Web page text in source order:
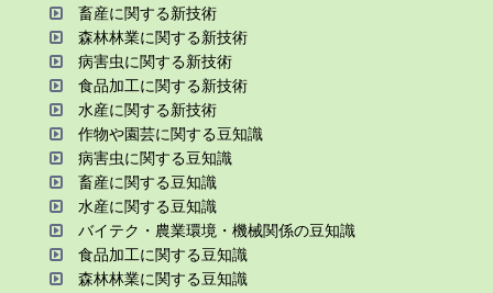
畜産に関する新技術
森林林業に関する新技術
病害⾍に関する新技術
⾷品加⼯に関する新技術
⽔産に関する新技術
作物や園芸に関する⾖知識
病害⾍に関する⾖知識
畜産に関する⾖知識
⽔産に関する⾖知識
バイテク・農業環境・機械関係の⾖知識
⾷品加⼯に関する⾖知識
森林林業に関する⾖知識